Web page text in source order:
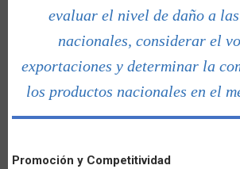
evaluar el nivel de daño a
nacionales, considerar el
exportaciones y determinar la
los productos nacionales en el
Promoción y Competitividad